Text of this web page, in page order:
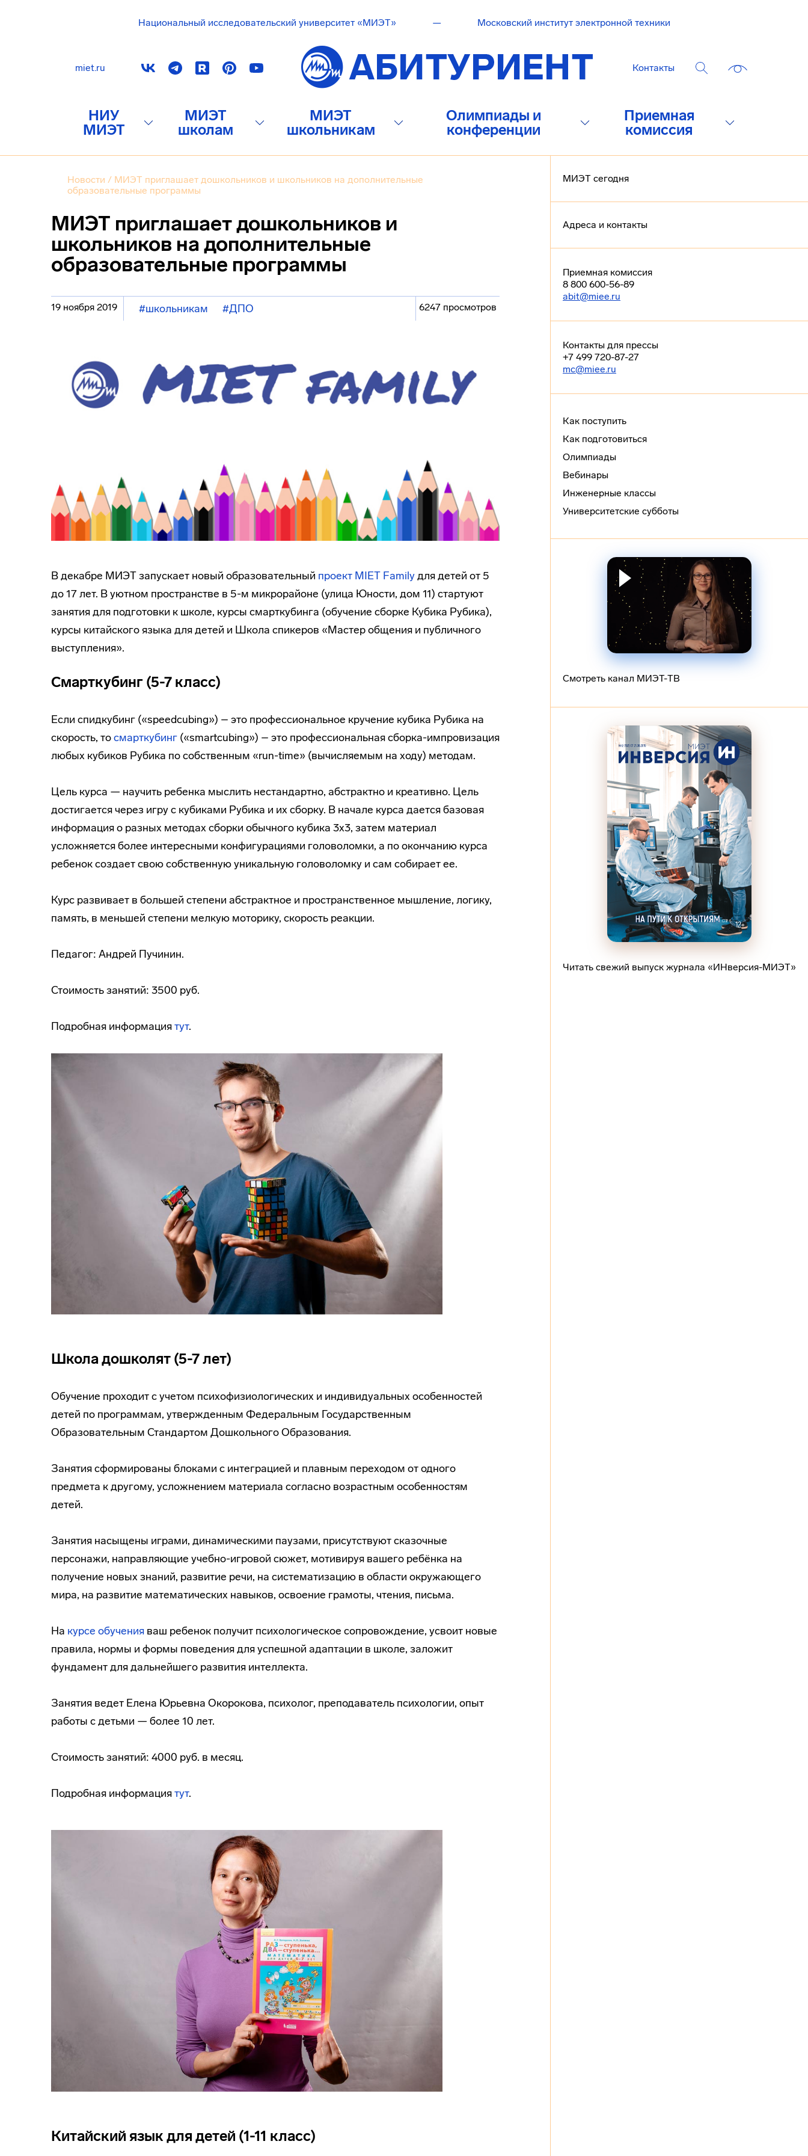
Национальный исследовательский университет «МИЭТ» — Московский институт электронной техники
miet.ru Контакты
НИУ
МИЭТ
МИЭТ
школам
МИЭТ
школьникам
Олимпиады и
конференции
Приемная
комиссия
Новости / МИЭТ приглашает дошкольников и школьников на дополнительные
образовательные программы
МИЭТ приглашает дошкольников и
школьников на дополнительные
образовательные программы
19 ноября 2019 #школьникам #ДПО 6247 просмотров
В декабре МИЭТ запускает новый образовательный проект MIET Familyдля детей от 5
до 17 лет. В уютном пространстве в 5-м микрорайоне (улица Юности, дом 11) стартуют
занятия для подготовки к школе, курсы смарткубинга (обучение сборке Кубика Рубика),
курсы китайского языка для детей и Школа спикеров «Мастер общения и публичного
выступления».
Смарткубинг (5-7 класс)
Если спидкубинг («speedcubing») – это профессиональное кручение кубика Рубика на
скорость, тосмарткубинг(«smartcubing») – это профессиональная сборка-импровизация
любых кубиков Рубика по собственным «run-time» (вычисляемым на ходу) методам.
Цель курса — научить ребенка мыслить нестандартно, абстрактно и креативно. Цель
достигается через игру с кубиками Рубика и их сборку. В начале курса дается базовая
информация о разных методах сборки обычного кубика 3х3, затем материал
усложняется более интересными конфигурациями головоломки, а по окончанию курса
ребенок создает свою собственную уникальную головоломку и сам собирает ее.
Курс развивает в большей степени абстрактное и пространственное мышление, логику,
память, в меньшей степени мелкую моторику, скорость реакции.
Педагог: Андрей Пучинин.
Стоимость занятий: 3500 руб.
Подробная информациятут.
Школа дошколят (5-7 лет)
Обучение проходит с учетом психофизиологических и индивидуальных особенностей
детей по программам, утвержденным Федеральным Государственным
Образовательным Стандартом Дошкольного Образования.
Занятия сформированы блоками с интеграцией и плавным переходом от одного
предмета к другому, усложнением материала согласно возрастным особенностям
детей.
Занятия насыщены играми, динамическими паузами, присутствуют сказочные
персонажи, направляющие учебно-игровой сюжет, мотивируя вашего ребёнка на
получение новых знаний, развитие речи, на систематизацию в области окружающего
мира, на развитие математических навыков, освоение грамоты, чтения, письма.
На курсе обученияваш ребенок получит психологическое сопровождение, усвоит новые
правила, нормы и формы поведения для успешной адаптации в школе, заложит
фундамент для дальнейшего развития интеллекта.
Занятия ведет Елена Юрьевна Окорокова, психолог, преподаватель психологии, опыт
работы с детьми — более 10 лет.
Стоимость занятий: 4000 руб. в месяц.
Подробная информациятут.
Китайский язык для детей (1-11 класс)
МИЭТ сегодня
Адреса и контакты
Приемная комиссия
8 800 600-56-89
abit@miee.ru
Контакты для прессы
+7 499 720-87-27
mc@miee.ru
Как поступить
Как подготовиться
Олимпиады
Вебинары
Инженерные классы
Университетские субботы
Смотреть канал МИЭТ-ТВ
Читать свежий выпуск журнала «ИНверсия-МИЭТ»